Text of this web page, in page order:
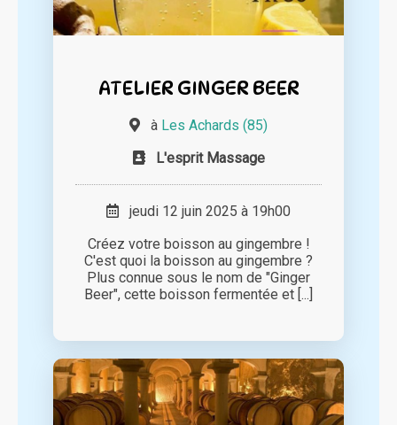
ATELIER GINGER BEER
à Les Achards (85)
L'esprit Massage
jeudi 12 juin 2025 à 19h00
Créez votre boisson au gingembre !
C'est quoi la boisson au gingembre ?
Plus connue sous le nom de "Ginger
Beer", cette boisson fermentée et [...]